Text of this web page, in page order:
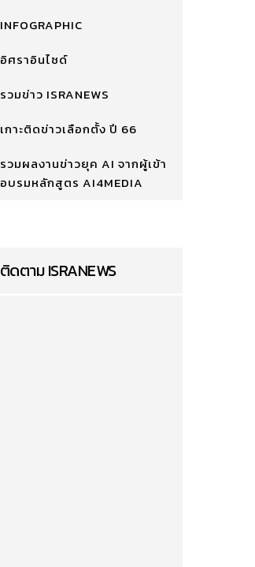
INFOGRAPHIC
อิศราอินไซด์
รวมข่าว ISRANEWS
เกาะติดข่าวเลือกตั้ง ปี 66
รวมผลงานข่าวยุค AI จากผู้เข้า
อบรมหลักสูตร AI4MEDIA
ติดตาม ISRANEWS